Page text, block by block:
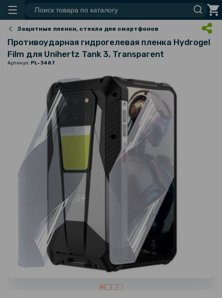
Защитные пленки, стекла для смартфонов
Противоударная гидрогелевая пленка Hydrogel
Film для Unihertz Tank 3​, Transparent
Артикул: PL-3487